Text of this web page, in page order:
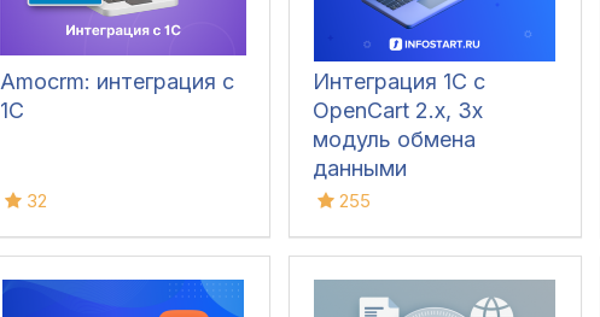
Amocrm: интеграция с
1С
32
Интеграция 1С с
OpenCart 2.x, 3x
модуль обмена
данными
255